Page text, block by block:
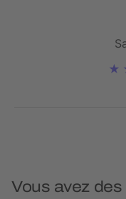
Vous avez